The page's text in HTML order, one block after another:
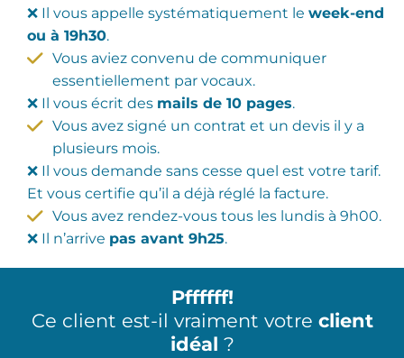
❌ Il vous appelle systématiquement le week-end
ou à 19h30.
Vous aviez convenu de communiquer
essentiellement par vocaux.
❌ Il vous écrit des mails de 10 pages.
Vous avez signé un contrat et un devis il y a
plusieurs mois.
❌ Il vous demande sans cesse quel est votre tarif.
Et vous certifie qu’il a déjà réglé la facture.
Vous avez rendez-vous tous les lundis à 9h00.
❌ Il n’arrive pas avant 9h25.
Pffffff!
Ce client est-il vraiment votre client
idéal ?